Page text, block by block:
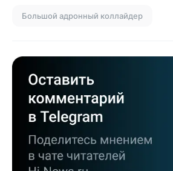
Большой адронный коллайдер